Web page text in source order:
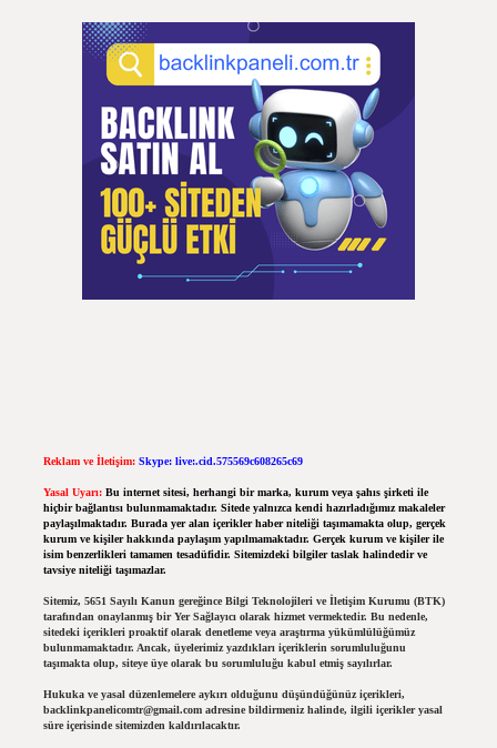
Reklam ve İletişim: Skype: live:.cid.575569c608265c69
Yasal Uyarı: Bu internet sitesi, herhangi bir marka, kurum veya şahıs şirketi ile
hiçbir bağlantısı bulunmamaktadır. Sitede yalnızca kendi hazırladığımız makaleler
paylaşılmaktadır. Burada yer alan içerikler haber niteliği taşımamakta olup, gerçek
kurum ve kişiler hakkında paylaşım yapılmamaktadır. Gerçek kurum ve kişiler ile
isim benzerlikleri tamamen tesadüfidir. Sitemizdeki bilgiler taslak halindedir ve
tavsiye niteliği taşımazlar.
Sitemiz, 5651 Sayılı Kanun gereğince Bilgi Teknolojileri ve İletişim Kurumu (BTK)
tarafından onaylanmış bir Yer Sağlayıcı olarak hizmet vermektedir. Bu nedenle,
sitedeki içerikleri proaktif olarak denetleme veya araştırma yükümlülüğümüz
bulunmamaktadır. Ancak, üyelerimiz yazdıkları içeriklerin sorumluluğunu
taşımakta olup, siteye üye olarak bu sorumluluğu kabul etmiş sayılırlar.
Hukuka ve yasal düzenlemelere aykırı olduğunu düşündüğünüz içerikleri,
backlinkpanelicomtr@gmail.comadresine bildirmeniz halinde, ilgili içerikler yasal
süre içerisinde sitemizden kaldırılacaktır.